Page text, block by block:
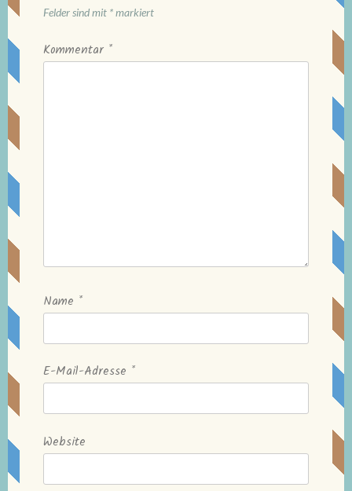
Felder sind mit *markiert
Kommentar *
Name *
E-Mail-Adresse *
Website